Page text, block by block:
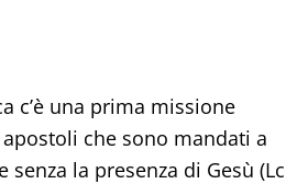
c’è una prima missione
che sono mandati a
senza la presenza di Gesù (Lc